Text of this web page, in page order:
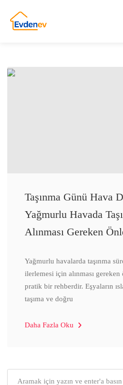
Taşınma Günü Hava
Yağmurlu Havada
Alınması Gereken
Yağmurlu havalarda taşınma
ilerlemesi için alınması
pratik bir rehberdir. Eşyaların
taşıma ve doğru
Daha Fazla Oku